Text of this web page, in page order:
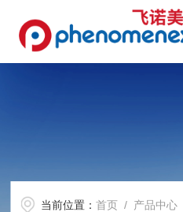
当前位置：首页 / 产品中心